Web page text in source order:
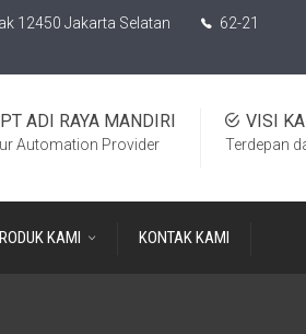
12450 Jakarta Selatan
62-21
VISI
Terdepan
PT ADI RAYA MANDIRI
Automation Provider
KAMI KONTAK KAMI